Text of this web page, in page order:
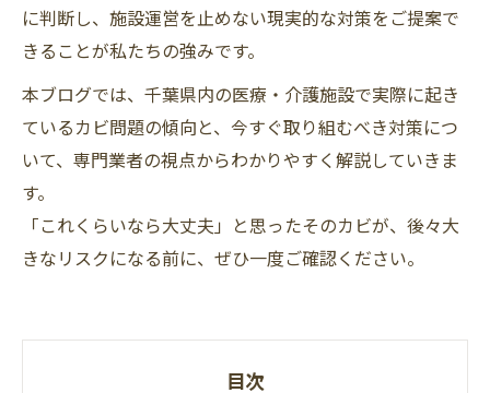
に判断し、施設運営を止めない現実的な対策をご提案で
きることが私たちの強みです。
本ブログでは、千葉県内の医療・介護施設で実際に起き
ているカビ問題の傾向と、今すぐ取り組むべき対策につ
いて、専門業者の視点からわかりやすく解説していきま
す。
「これくらいなら大丈夫」と思ったそのカビが、後々大
きなリスクになる前に、ぜひ一度ご確認ください。
目次